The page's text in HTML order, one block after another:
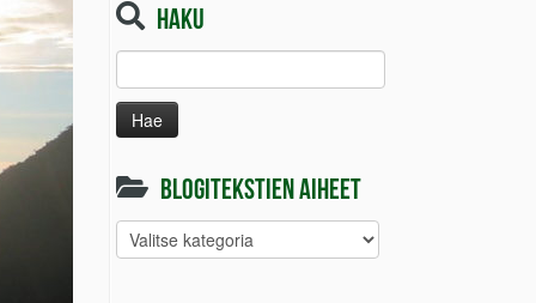
Haku
Blogitekstien aiheet
Blogitekstien
aiheet